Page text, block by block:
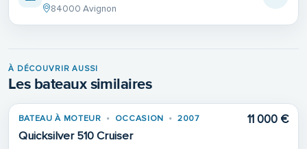
84000 Avignon
À DÉCOUVRIR AUSSI
Les bateaux similaires
BATEAU À MOTEUR OCCASION 2007
Quicksilver 510 Cruiser
11 000 €